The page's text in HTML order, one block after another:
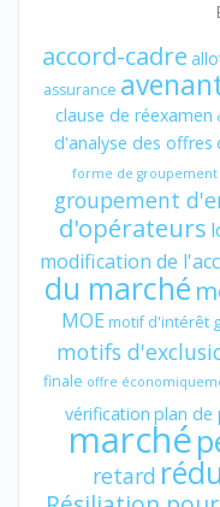
accord-cadre
assurance
clause de réexamen
d'analyse des offres
forme de groupement
groupement
d'opérateurs
modification de
du marché
MOE motif d'intérêt
motifs
finale offre
vérification plan de
marché
retard